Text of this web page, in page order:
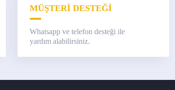
MÜŞTERİ DESTEĞİ
Whatsapp ve telefon desteği ile
yardım alabilirsiniz.